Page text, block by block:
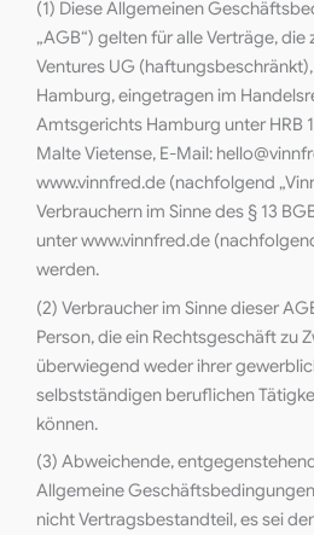
(1) Diese Allgemeinen
„AGB“) gelten für alle Verträge, die
Ventures UG
Hamburg, eingetragen im
Amtsgerichts Hamburg unter HRB
Malte Vietense, E-Mail:
www.vinnfred.de (nachfolgend
Verbrauchern im Sinne des § 13
unter www.vinnfred.de
werden.
(2) Verbraucher im Sinne dieser
Person, die ein Rechtsgeschäft zu
überwiegend weder ihrer
selbstständigen beruflichen
können.
(3) Abweichende,
Allgemeine
nicht Vertragsbestandteil, es sei